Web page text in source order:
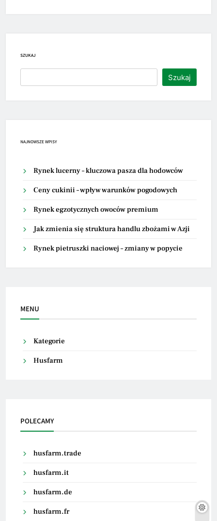
SZUKAJ
Szukaj
NAJNOWSZE WPISY
Rynek lucerny – kluczowa pasza dla hodowców
Ceny cukinii – wpływ warunków pogodowych
Rynek egzotycznych owoców premium
Jak zmienia się struktura handlu zbożami w Azji
Rynek pietruszki naciowej – zmiany w popycie
MENU
Kategorie
Husfarm
POLECAMY
husfarm.trade
husfarm.it
husfarm.de
husfarm.fr